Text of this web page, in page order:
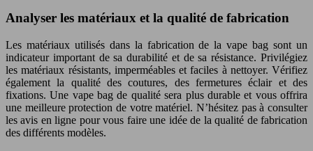
Analyser les matériaux et la qualité de fabrication
Les matériaux utilisés dans la fabrication de la vape bag sont un
indicateur important de sa durabilité et de sa résistance. Privilégiez
les matériaux résistants, imperméables et faciles à nettoyer. Vérifiez
également la qualité des coutures, des fermetures éclair et des
fixations. Une vape bag de qualité sera plus durable et vous offrira
une meilleure protection de votre matériel. N’hésitez pas à consulter
les avis en ligne pour vous faire une idée de la qualité de fabrication
des différents modèles.